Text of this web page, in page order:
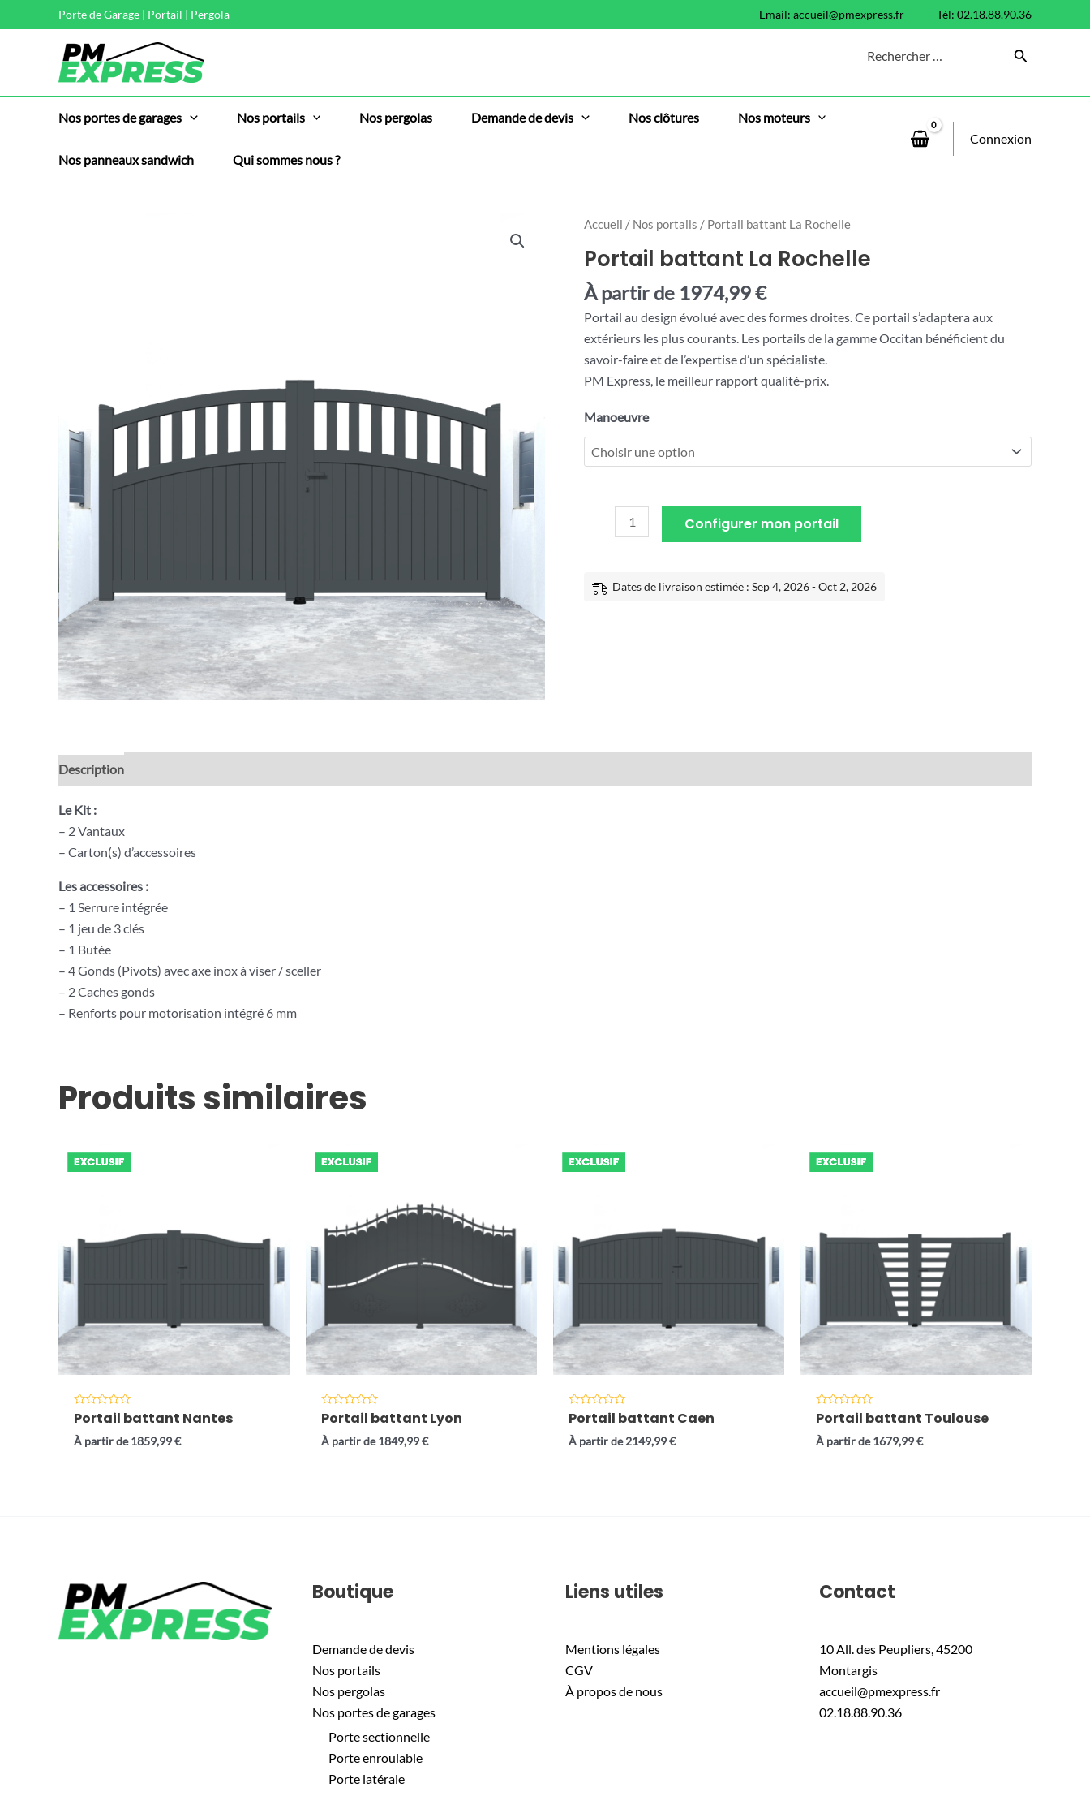
au
Porte de Garage | Portail | Pergola Email: accueil@pmexpress.fr Tél: 02.18.88.90.36
for:
Nos portes de garages Nos portails Nos pergolas Demande de devis Nos clôtures Nos moteurs
Nos panneaux sandwich Qui sommes nous ?
Connexion
Accueil / Nos portails / Portail battant La Rochelle
Portail battant La Rochelle
À partir de 1974,99€
Portail au design évolué avec des formes droites. Ce portail s’adaptera aux
extérieurs les plus courants. Les portails de la gamme Occitan bénéficient du
savoir-faire et de l’expertise d’un spécialiste.
PM Express, le meilleur rapport qualité-prix.
Manoeuvre
quantité
Portail
battant
Configurer mon portail
Dates de livraison estimée : Sep 4, 2026 - Oct 2, 2026
Description
Le Kit :
– 2 Vantaux
– Carton(s) d’accessoires
Les accessoires :
– 1 Serrure intégrée
– 1 jeu de 3 clés
– 1 Butée
– 4 Gonds (Pivots) avec axe inox à viser / sceller
– 2 Caches gonds
– Renforts pour motorisation intégré 6 mm
Produits similaires
Note
0
sur
5
Portail battant Nantes
À partir de1859,99€
Note
0
sur
5
Portail battant Lyon
À partir de1849,99€
Note
0
sur
5
Portail battant Caen
À partir de2149,99€
Note
0
sur
5
Portail battant Toulouse
À partir de1679,99€
Boutique
Demande de devis
Nos portails
Nos pergolas
Nos portes de garages
Porte sectionnelle
Porte enroulable
Porte latérale
Liens utiles
Mentions légales
CGV
À propos de nous
Contact
10 All. des Peupliers, 45200
Montargis
accueil@pmexpress.fr
02.18.88.90.36